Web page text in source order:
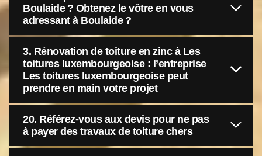
Boulaide ? Obtenez le vôtre en vous
adressant à Boulaide ?
3. Rénovation de toiture en zinc à Les
toitures luxembourgeoise : l’entreprise
Les toitures luxembourgeoise peut
prendre en main votre projet
20. Référez-vous aux devis pour ne pas
à payer des travaux de toiture chers